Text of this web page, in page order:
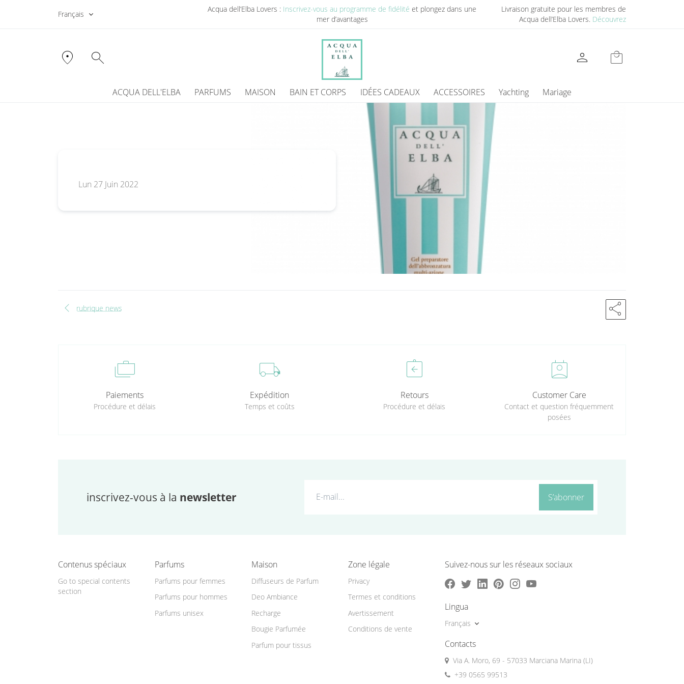
Français
Acqua dell’Elba Lovers : Inscrivez-vous au programme de fidélité et plongez dans une
mer d’avantages
Livraison gratuite pour les membres de
Acqua dell’Elba Lovers. Découvrez
location_on search person local_mall
ACQUA DELL'ELBA PARFUMS MAISON BAIN ET CORPS IDÉES CADEAUX ACCESSOIRES Yachting Mariage
Lun 27 Juin 2022
chevron_left rubrique news share
cases
Paiements
Procédure et délais
local_shipping
Expédition
Temps et coûts
assignment_return
Retours
Procédure et délais
perm_contact_calendar
Customer Care
Contact et question fréquemment
posées
inscrivez-vous à la newsletter S’abonner
Contenus spéciaux
Go to special contents
section
Parfums
Parfums pour femmes
Parfums pour hommes
Parfums unisex
Maison
Diffuseurs de Parfum
Deo Ambiance
Recharge
Bougie Parfumée
Parfum pour tissus
Zone légale
Privacy
Termes et conditions
Avertissement
Conditions de vente
Suivez-nous sur les réseaux sociaux
Lingua
Français
Contacts
Via A. Moro, 69 - 57033 Marciana Marina (LI)
+39 0565 99513